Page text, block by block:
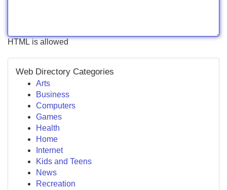
HTML is allowed
Web Directory Categories
Arts
Business
Computers
Games
Health
Home
Internet
Kids and Teens
News
Recreation